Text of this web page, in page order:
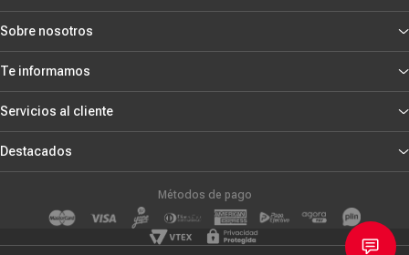
Sobre nosotros
Te informamos
Servicios al cliente
Destacados
Métodos de pago